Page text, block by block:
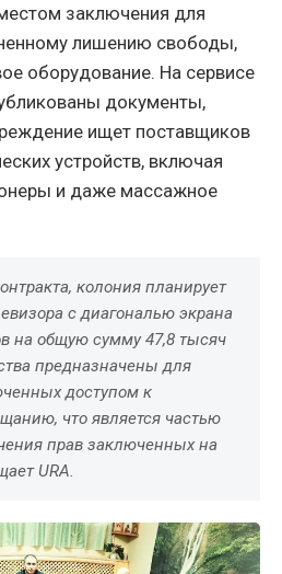
заключения для
лишению свободы,
оборудование. На сервисе
документы,
ищет поставщиков
устройств, включая
и даже массажное
колония планирует
с диагональю экрана
на общую сумму 47,8 тысяч
предназначены для
доступом к
что является частью
прав заключенных на
URA.